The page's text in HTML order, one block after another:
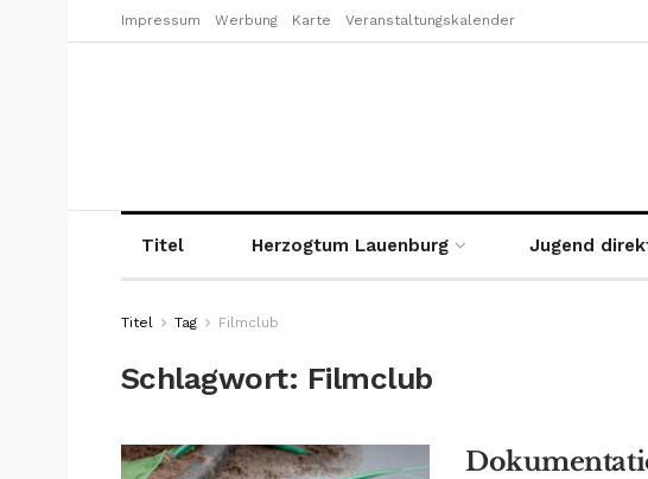
Impressum Werbung Karte Veranstaltungskalender
Titel Herzogtum Lauenburg Jugend
Titel Tag Filmclub
Schlagwort: Filmclub